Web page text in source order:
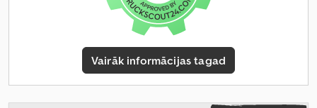
Vairāk informācijas tagad